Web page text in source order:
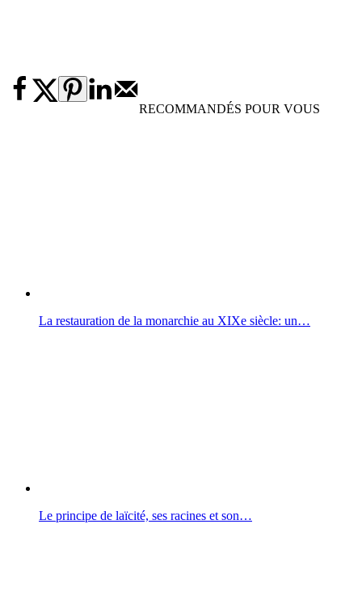
RECOMMANDÉS POUR VOUS
La restauration de la monarchie au XIXe siècle: un…
Le principe de laïcité, ses racines et son…